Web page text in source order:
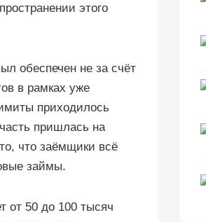
этого
обеспечен не за счёт
в рамках уже
приходилось
пришлась на
что заёмщики всё
займы.
от 50 до 100 тысяч